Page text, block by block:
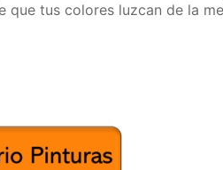
tus colores luzcan de la